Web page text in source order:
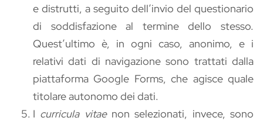
e distrutti, a seguito dell’invio del questionario
di soddisfazione al termine dello stesso.
Quest’ultimo è, in ogni caso, anonimo, e i
relativi dati di navigazione sono trattati dalla
piattaforma Google Forms, che agisce quale
titolare autonomo dei dati.
I curricula vitaenon selezionati, invece, sono